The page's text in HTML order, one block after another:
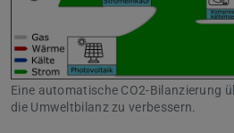
Eine automatische CO2-Bilanzierung
die Umweltbilanz zu verbessern.